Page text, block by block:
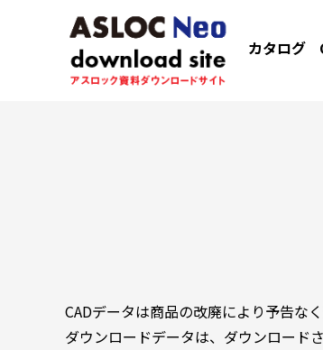
カタログ
CADデータは商品の改廃により予告な
ダウンロードデータは、ダウンロード